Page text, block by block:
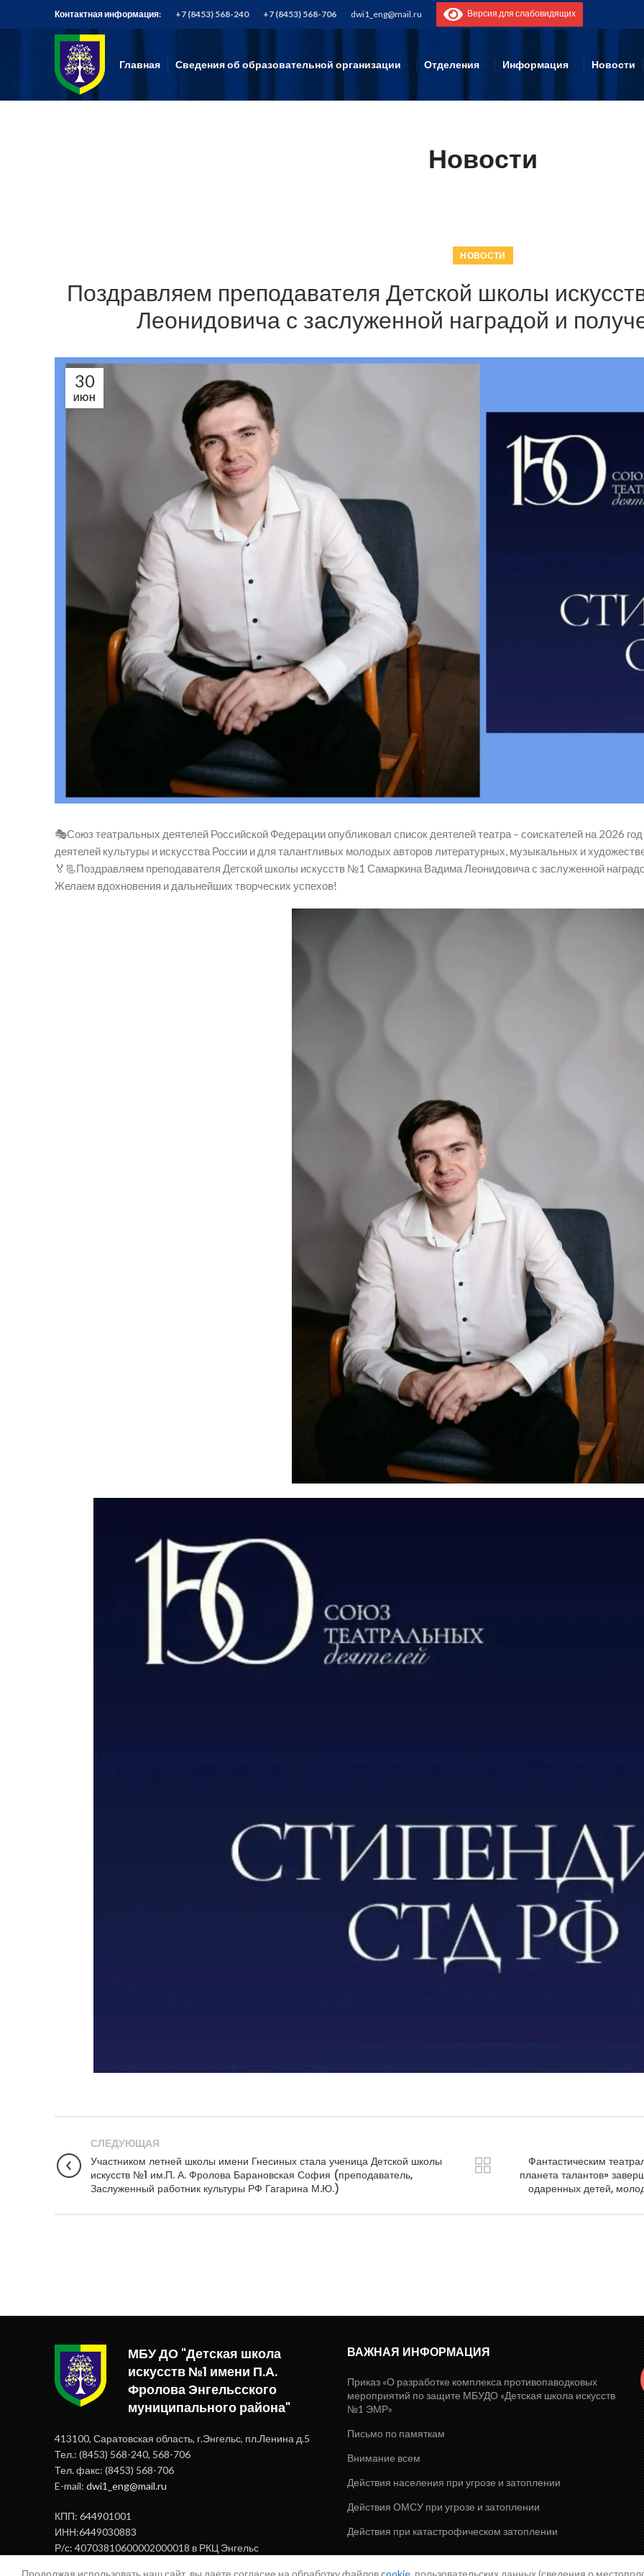
Контактная информация: +7 (8453) 568-240 +7 (8453) 568-706 dwi1_eng@mail.ru Версия для слабовидящих
Главная Сведения об образовательной организации Отделения Информация Новости
Новости
НОВОСТИ
Поздравляем преподавателя Детской школы
Леонидовича с заслуженной наградой и
30
ИЮН
🎭Союз театральных деятелей Российской Федерации опубликовал список деятелей театра – соискателей на 2026
деятелей культуры и искусства России и для талантливых молодых авторов литературных, музыкальных и
🏅📃Поздравляем преподавателя Детской школы искусств №1 Самаркина Вадима Леонидовича с заслуженной
Желаем вдохновения и дальнейших творческих успехов!
СЛЕДУЮЩАЯ
Участником летней школы имени Гнесиных стала ученица Детской школы
искусств №1 им.П. А. Фролова Барановская София (преподаватель,
Заслуженный работник культуры РФ Гагарина М.Ю.)
Фантастическим
планета талантов»
одаренных детей,
МБУ ДО "Детская школа
искусств №1 имени П.А.
Фролова Энгельсского
муниципального района"
413100, Саратовская область, г.Энгельс, пл.Ленина д.5
Тел.: (8453) 568-240, 568-706
Тел. факс: (8453) 568-706
E-mail: dwi1_eng@mail.ru
КПП: 644901001
ИНН:6449030883
Р/с: 40703810600002000018 в РКЦ Энгельс
ВАЖНАЯ ИНФОРМАЦИЯ
Приказ «О разработке комплекса противопаводковых
мероприятий по защите МБУДО «Детская школа искусств
№1 ЭМР»
Письмо по памяткам
Внимание всем
Действия населения при угрозе и затоплении
Действия ОМСУ при угрозе и затоплении
Действия при катастрофическом затоплении
Продолжая использовать наш сайт, вы даете согласие на обработку файловcookie , пользовательских данных (сведения о